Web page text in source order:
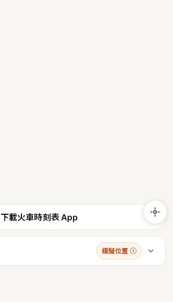
下載火車時刻表 App
模擬位置 ⓘ